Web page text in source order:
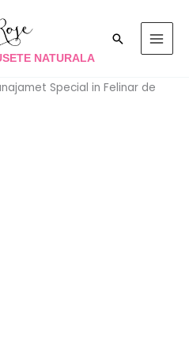
NATURALA
Search
Special in Felinar de